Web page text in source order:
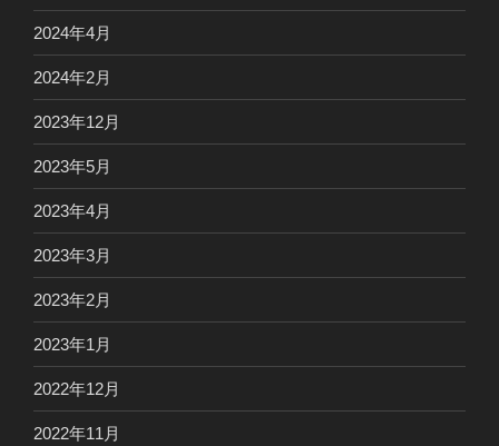
2024年4月
2024年2月
2023年12月
2023年5月
2023年4月
2023年3月
2023年2月
2023年1月
2022年12月
2022年11月